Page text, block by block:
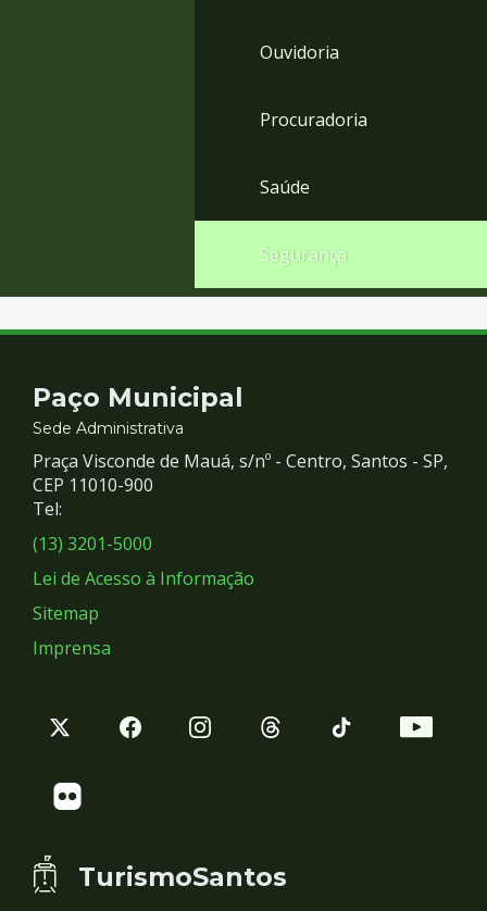
Ouvidoria
Procuradoria
Saúde
Segurança
Contato
e
Redes
Sociais
Paço Municipal
Sede Administrativa
Praça Visconde de Mauá, s/nº - Centro, Santos - SP,
CEP 11010-900
Tel:
(13) 3201-5000
Lei de Acesso à Informação
Sitemap
Imprensa
TurismoSantos